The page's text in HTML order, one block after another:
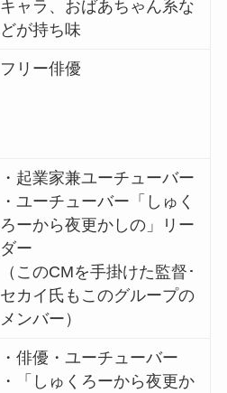
キャラ、おばあちゃん系な
どが持ち味
フリー俳優
・起業家兼ユーチューバー
・ユーチューバー「しゅく
ろーから夜更かしの」リー
ダー
（このCMを手掛けた監督･
セカイ氏もこのグループの
メンバー）
・俳優・ユーチューバー
・「しゅくろーから夜更か